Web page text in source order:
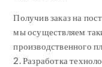
Получив заказ на
мы осуществляем
производственного
2. Разработка